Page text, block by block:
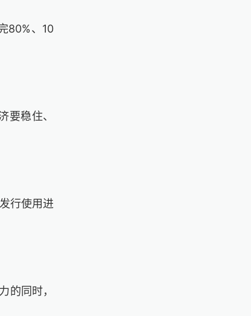
80%、 10
要稳住、
行使用进
的同时，